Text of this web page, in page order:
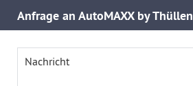
Anfrage an AutoMAXX by Thüllen
Nachricht